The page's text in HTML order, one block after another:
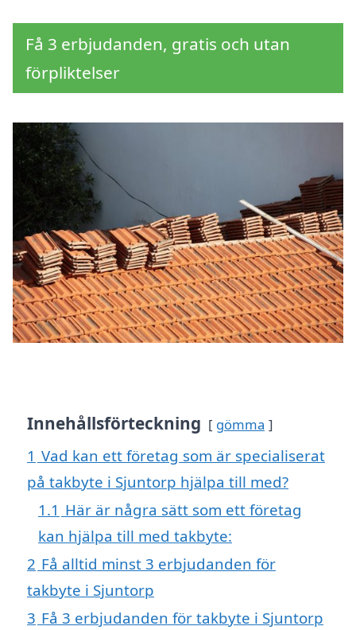
Få 3 erbjudanden, gratis och utan
förpliktelser
Innehållsförteckning gömma
1 Vad kan ett företag som är specialiserat
på takbyte i Sjuntorp hjälpa till med?
1.1 Här är några sätt som ett företag
kan hjälpa till med takbyte:
2 Få alltid minst 3 erbjudanden för
takbyte i Sjuntorp
3 Få 3 erbjudanden för takbyte i Sjuntorp